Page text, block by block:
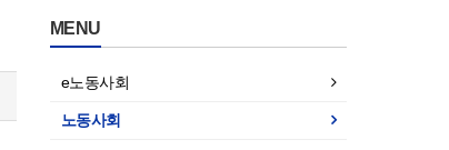
MENU
e노동사회
노동사회